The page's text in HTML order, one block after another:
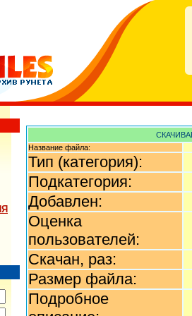
Название файла:
Тип (категория):
Подкатегория:
Добавлен:
Оценка
пользователей:
Скачан, раз:
Размер файла:
Подробное